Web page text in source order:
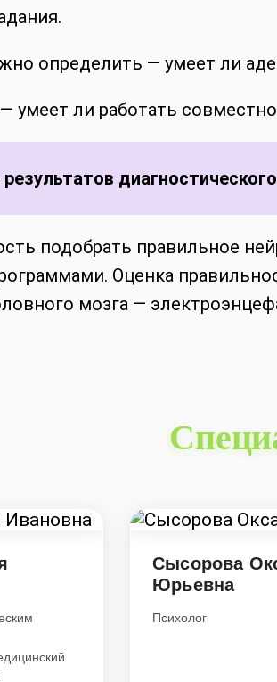
определить — умеет ли
— умеет ли работать
подобрать правильное
Оценка
мозга —
Сысорова
Юрьевна
Психолог